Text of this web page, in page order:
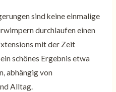
sind keine einmalige
durchlaufen einen
mit der Zeit
schönes Ergebnis etwa
abhängig von
Alltag.